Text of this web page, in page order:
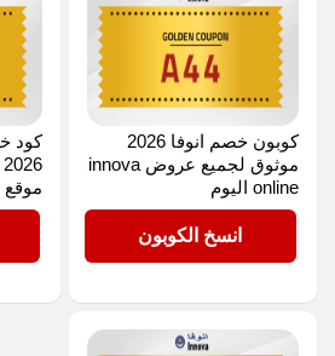
كوبون خصم انوفا 2026
موثوق لجميع عروض innova
online اليوم
انسخ الكوبون
كود
موقع